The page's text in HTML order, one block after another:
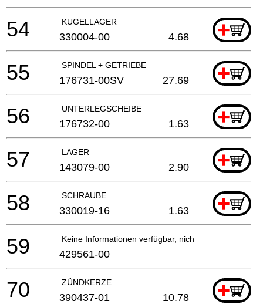
KUGELLAGER +
54 330004-00 4.68
SPINDEL + GETRIEBE +
55 176731-00SV 27.69
UNTERLEGSCHEIBE +
56 176732-00 1.63
LAGER +
57 143079-00 2.90
SCHRAUBE +
58 330019-16 1.63
Keine Informationen verfügbar, nicht bestellbar
59 429561-00
ZÜNDKERZE +
70 390437-01 10.78